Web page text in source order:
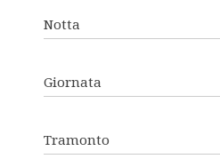
Notta
Giornata
Tramonto